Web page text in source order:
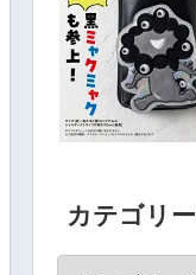
カテゴリー